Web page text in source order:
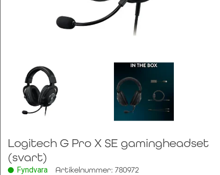
Logitech G Pro X SE gamingheadset
(svart)
Fyndvara
Artikelnummer: 780972